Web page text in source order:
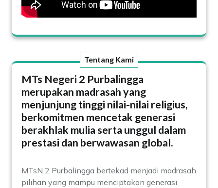
Tentang Kami
MTs Negeri 2 Purbalingga
merupakan madrasah yang
menjunjung tinggi nilai-nilai religius,
berkomitmen mencetak generasi
berakhlak mulia serta unggul dalam
prestasi dan berwawasan global.
MTsN 2 Purbalingga bertekad menjadi madrasah
pilihan yang mampu menciptakan generasi